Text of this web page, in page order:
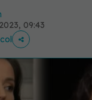
09:43